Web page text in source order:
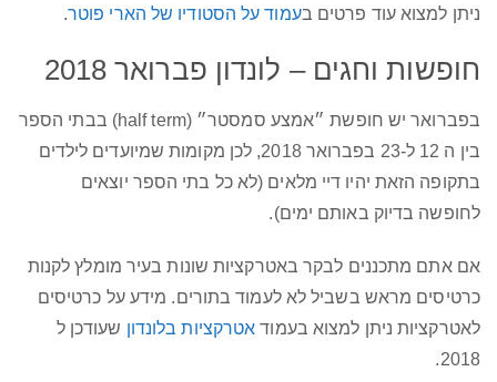
ניתן למצוא עוד פרטים בעמוד על הסטודיו של הארי פוטר.
חופשות וחגים – לונדון פברואר 2018
בפברואר יש חופשת ״אמצע סמסטר״ (half term) בבתי הספר
בין ה 12 ל-23 בפברואר 2018, לכן מקומות שמיועדים לילדים
בתקופה הזאת יהיו דיי מלאים (לא כל בתי הספר יוצאים
לחופשה בדיוק באותם ימים).
אם אתם מתכננים לבקר באטרקציות שונות בעיר מומלץ לקנות
כרטיסים מראש בשביל לא לעמוד בתורים. מידע על כרטיסים
לאטרקציות ניתן למצוא בעמוד אטרקציות בלונדון שעודכן ל
2018.